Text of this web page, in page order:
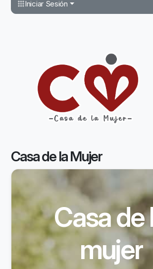
Iniciar Sesión
Casa de la Mujer
Casa de
mujer